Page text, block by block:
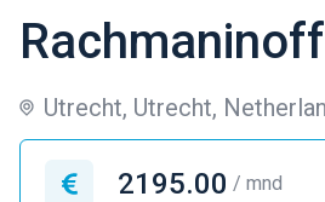
Utrecht, Utrecht,
2195.00 / mnd